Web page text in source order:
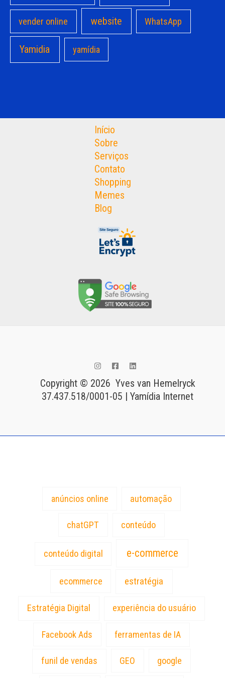
vender online website WhatsApp
Yamidia yamídia
Início
Sobre
Serviços
Contato
Shopping
Memes
Blog
Copyright © 2026 Yves van Hemelryck
37.437.518/0001-05 | Yamídia Internet
anúncios online automação
chatGPT conteúdo
conteúdo digital e-commerce
ecommerce estratégia
Estratégia Digital experiência do usuário
Facebook Ads ferramentas de IA
funil de vendas GEO google